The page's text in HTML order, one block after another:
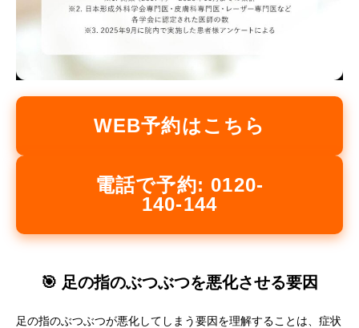
WEB予約はこちら
電話で予約: 0120-
140-144
🎯 足の指のぶつぶつを悪化させる要因
足の指のぶつぶつが悪化してしまう要因を理解することは、症状